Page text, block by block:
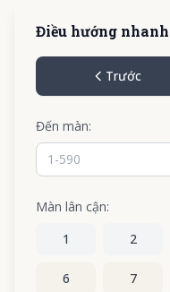
Điều hướng nhanh
Trước
Đến màn:
Màn lân cận:
1
2
6 7